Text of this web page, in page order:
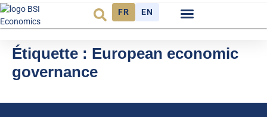
FR EN
Étiquette : European economic
governance